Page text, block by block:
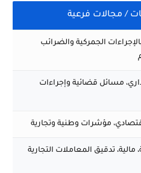
/ مجالات فرعية
الجمركية والضرائب
مسائل قضائية وإجراءات
مؤشرات وطنية وتجارية
مالية، تدقيق المعاملات التجارية